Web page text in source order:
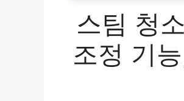
스팀 청
조정 기